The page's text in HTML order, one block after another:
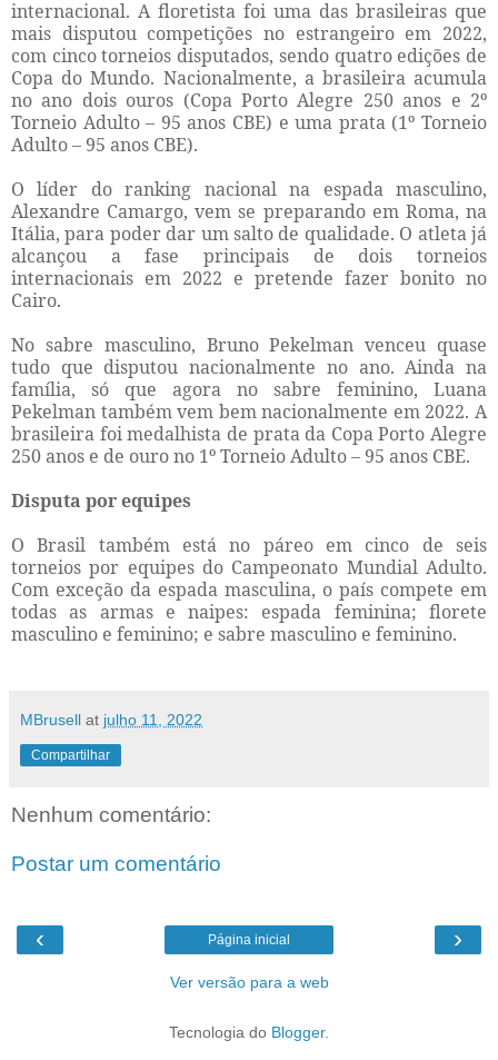
internacional. A floretista foi uma das brasileiras que
mais disputou competições no estrangeiro em 2022,
com cinco torneios disputados, sendo quatro edições de
Copa do Mundo. Nacionalmente, a brasileira acumula
no ano dois ouros (Copa Porto Alegre 250 anos e 2º
Torneio Adulto – 95 anos CBE) e uma prata (1º Torneio
Adulto – 95 anos CBE).
O líder do ranking nacional na espada masculino,
Alexandre Camargo, vem se preparando em Roma, na
Itália, para poder dar um salto de qualidade. O atleta já
alcançou a fase principais de dois torneios
internacionais em 2022 e pretende fazer bonito no
Cairo.
No sabre masculino, Bruno Pekelman venceu quase
tudo que disputou nacionalmente no ano. Ainda na
família, só que agora no sabre feminino, Luana
Pekelman também vem bem nacionalmente em 2022. A
brasileira foi medalhista de prata da Copa Porto Alegre
250 anos e de ouro no 1º Torneio Adulto – 95 anos CBE.
Disputa por equipes
O Brasil também está no páreo em cinco de seis
torneios por equipes do Campeonato Mundial Adulto.
Com exceção da espada masculina, o país compete em
todas as armas e naipes: espada feminina; florete
masculino e feminino; e sabre masculino e feminino.
MBrusell at julho 11, 2022
Compartilhar
Nenhum comentário:
Postar um comentário
‹ ›
Página inicial
Ver versão para a web
Tecnologia do Blogger.